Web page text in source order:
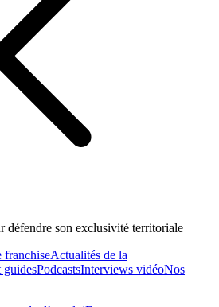
défendre son exclusivité territoriale
franchiseActualités de la
guidesPodcastsInterviews vidéoNos